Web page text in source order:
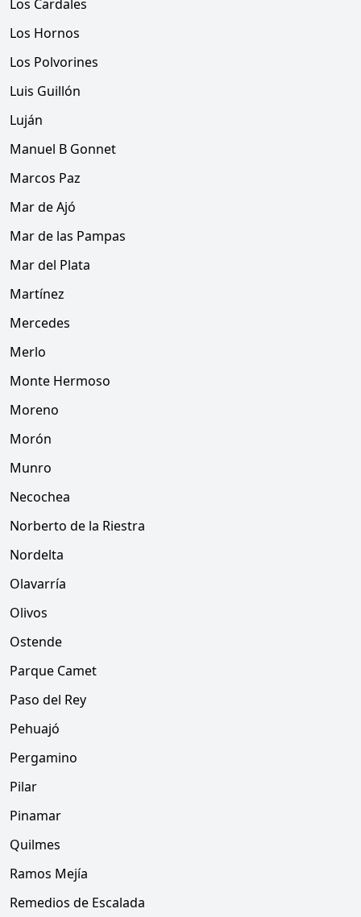
Los Cardales
Los Hornos
Los Polvorines
Luis Guillón
Luján
Manuel B Gonnet
Marcos Paz
Mar de Ajó
Mar de las Pampas
Mar del Plata
Martínez
Mercedes
Merlo
Monte Hermoso
Moreno
Morón
Munro
Necochea
Norberto de la Riestra
Nordelta
Olavarría
Olivos
Ostende
Parque Camet
Paso del Rey
Pehuajó
Pergamino
Pilar
Pinamar
Quilmes
Ramos Mejía
Remedios de Escalada